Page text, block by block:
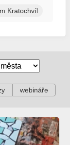
Kratochvíl
webináře